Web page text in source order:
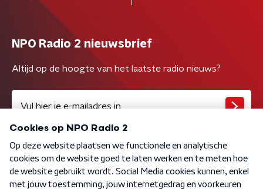
NPO Radio 2 nieuwsbrief
Altijd op de hoogte van het laatste radio nieuws?
Algemene voorwaarden